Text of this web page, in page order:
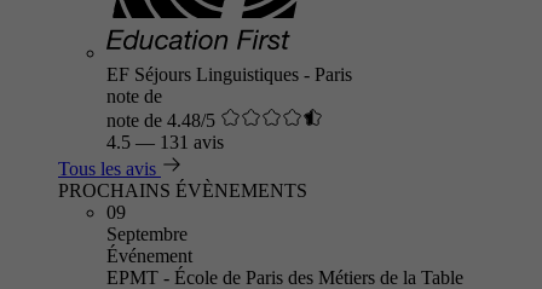
EF Séjours Linguistiques - Paris
note de
note de 4.48/5
4.5 — 131 avis
Tous les avis
PROCHAINS ÉVÈNEMENTS
09
Septembre
Événement
EPMT - École de Paris des Métiers de la Table